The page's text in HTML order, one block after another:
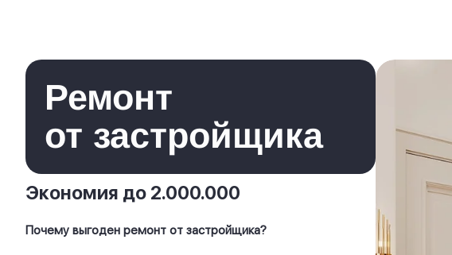
Ремонт
от застройщика
Экономия до 2.000.000
Почему выгоден ремонт от застройщика?